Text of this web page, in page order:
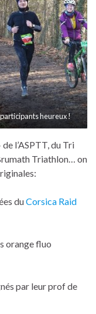
heureux !
l’ASPTT, du Tri
Triathlon… on
duCorsica Raid
orange fluo
par leur prof de